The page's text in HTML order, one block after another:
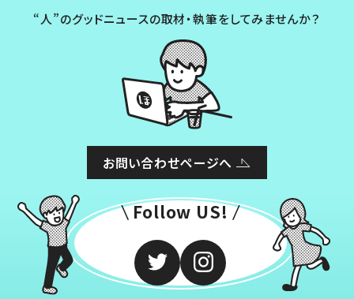
“人”のグッドニュースの取材・執筆をしてみませんか？
お問い合わせページへ
Follow US!